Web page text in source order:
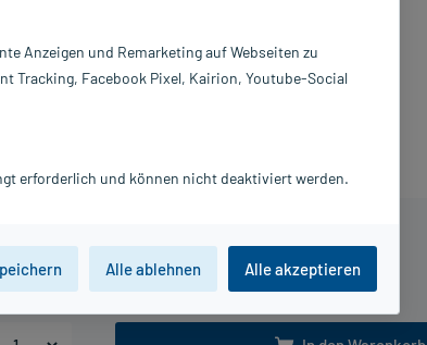
586,52 € / kg
44 g 132 g
Anzeigen und Remarketing auf Webseiten zu
Tracking, Facebook Pixel, Kairion, Youtube-Social
erforderlich und können nicht deaktiviert werden.
Alle ablehnen Alle akzeptieren